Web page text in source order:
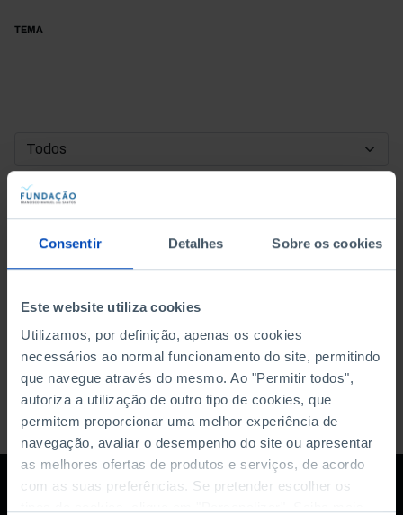
Consentir Detalhes Sobre os cookies
Este website utiliza cookies
Utilizamos, por definição, apenas os cookies
necessários ao normal funcionamento do site, permitindo
que navegue através do mesmo. Ao "Permitir todos",
autoriza a utilização de outro tipo de cookies, que
permitem proporcionar uma melhor experiência de
navegação, avaliar o desempenho do site ou apresentar
as melhores ofertas de produtos e serviços, de acordo
com as suas preferências. Se pretender escolher os
TEMA
DATA DE INÍCIO
DATA DE FIM